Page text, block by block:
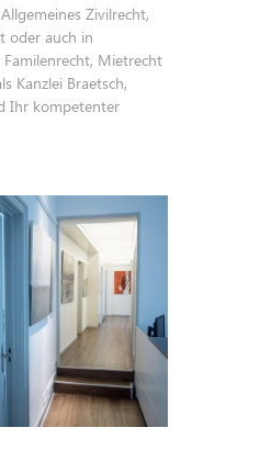
Zivilrecht,
oder auch in
Mietrecht
Kanzlei Braetsch,
Ihr kompetenter